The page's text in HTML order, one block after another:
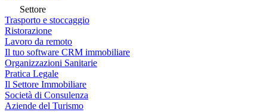
Settore
Trasporto e stoccaggio
Ristorazione
Lavoro da remoto
Il tuo software CRM immobiliare
Organizzazioni Sanitarie
Pratica Legale
Il Settore Immobiliare
Società di Consulenza
Aziende del Turismo